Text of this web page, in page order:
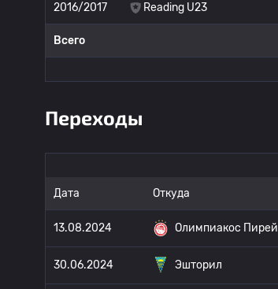
2016/2017 Reading U23
Всего
Переходы
Дата Откуда
13.08.2024 Олимпиакос Пирей
30.06.2024 Эшторил